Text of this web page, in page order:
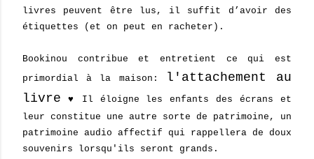
livres peuvent être lus, il suffit d’avoir des
étiquettes (et on peut en racheter).
Bookinou contribue et entretient ce qui est
primordial à la maison:
l'attachement au
livre ♥ Il éloigne les enfants des écrans et
leur constitue une autre sorte de patrimoine, un
patrimoine audio affectif qui rappellera de doux
souvenirs lorsqu'ils seront grands.